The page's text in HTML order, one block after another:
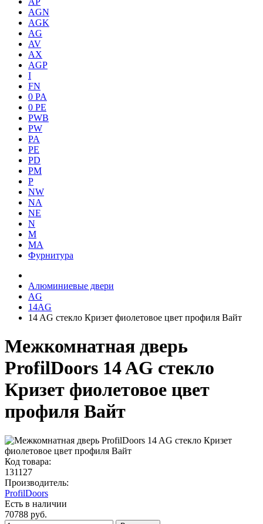
AGN
AGK
AG
AV
AX
AGP
I
FN
0 PA
0 PE
PWB
PW
PA
PE
PD
PM
P
NW
NA
NE
N
M
MA
Фурнитура
Алюминиевые двери
AG
14AG
14 AG стекло Кризет фиолетовое цвет профиля Вайт
Межкомнатная дверь
ProfilDoors 14 AG стекло
Кризет фиолетовое цвет
профиля Вайт
Код товара:
131127
Производитель:
ProfilDoors
Есть в наличии
70788 руб.